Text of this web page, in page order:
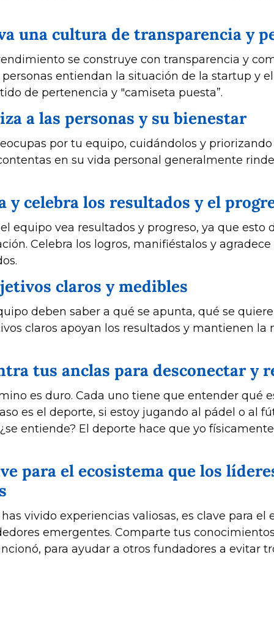
una cultura de transparencia y
se construye con transparencia y
entiendan la situación de la startup y
de pertenencia y "camiseta puesta”.
a las personas y su bienestar
por tu equipo, cuidándolos y priorizando
en su vida personal generalmente
y celebra los resultados y el
equipo vea resultados y progreso, ya que esto
Celebra los logros, manifiéstalos y
claros y medibles
deben saber a qué se apunta, qué se
claros apoyan los resultados y mantienen la
tus anclas para desconectar y
es el deporte, si estoy jugando al pádel o al
entiende? El deporte hace que yo
para el ecosistema que los
emergentes. Comparte tus
para ayudar a otros fundadores a evitar